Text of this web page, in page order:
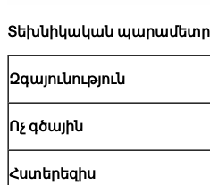
Տեխնիկական պարամետր
Զգայունություն
Ոչ գծային
Հստերեզիս